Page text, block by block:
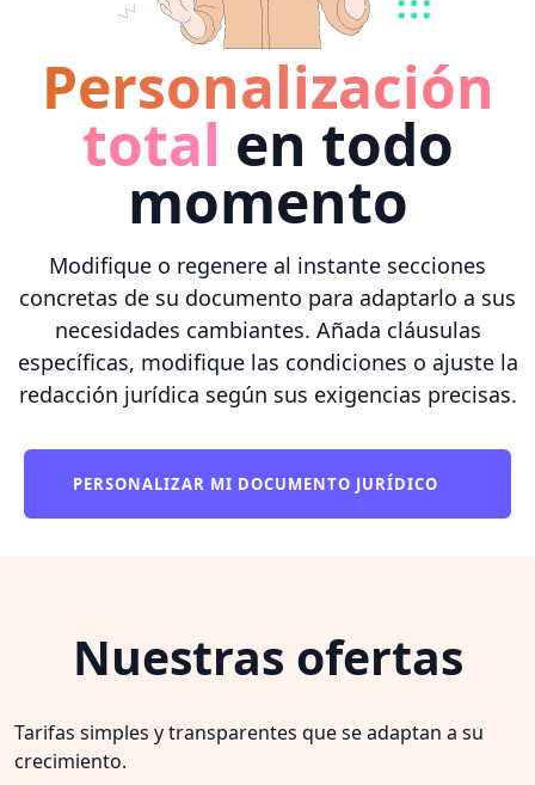
Personalización
total en todo
momento
Modifique o regenere al instante secciones
concretas de su documento para adaptarlo a sus
necesidades cambiantes. Añada cláusulas
específicas, modifique las condiciones o ajuste la
redacción jurídica según sus exigencias precisas.
PERSONALIZAR MI DOCUMENTO JURÍDICO
Nuestras ofertas
Tarifas simples y transparentes que se adaptan a su
crecimiento.